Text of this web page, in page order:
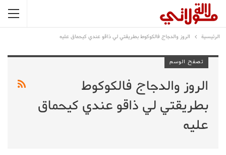
الرئيسية الروز والدجاج فالكوكوط بطريقتي لي ذاقو عندي كيحماق عليه
تصفح الوسم
الروز والدجاج فالكوكوط
بطريقتي لي ذاقو عندي كيحماق
عليه